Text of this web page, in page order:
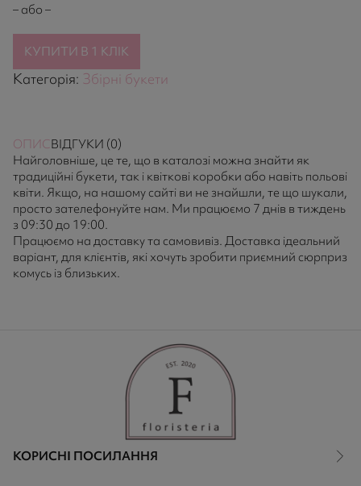
– або –
КУПИТИ В 1 КЛІК
Категорія: Збірні букети
ОПИСВІДГУКИ (0)
Найголовніше, це те, що в каталозі можна знайти як
традиційні букети, так і квіткові коробки або навіть польові
квіти. Якщо, на нашому сайті ви не знайшли, те що шукали,
просто зателефонуйте нам. Ми працюємо 7 днів в тиждень
з 09:30 до 19:00.
Працюємо на доставку та самовивіз. Доставка ідеальний
варіант, для клієнтів, які хочуть зробити приємний сюрприз
комусь із близьких.
КОРИСНІ ПОСИЛАННЯ